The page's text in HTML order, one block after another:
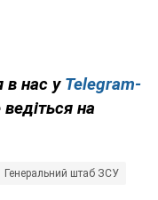
в нас у Telegram-
на
Генеральний штаб ЗСУ